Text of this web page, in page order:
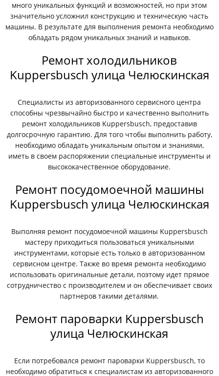
много уникальных функций и возможностей, но при этом
значительно усложнил конструкцию и техническую часть
машины. В результате для выполнения ремонта необходимо
обладать рядом уникальных знаний и навыков.
Ремонт холодильников
Kuppersbusch улица Челюскинская
Специалисты из авторизованного сервисного центра
способны чрезвычайно быстро и качественно выполнить
ремонт холодильников Kuppersbusch, предоставив
долгосрочную гарантию. Для того чтобы выполнить работу,
необходимо обладать уникальным опытом и знаниями,
иметь в своем распоряжении специальные инструменты и
высококачественное оборудование.
Ремонт посудомоечной машины
Kuppersbusch улица Челюскинская
Выполняя ремонт посудомоечной машины Kuppersbusch
мастеру приходиться пользоваться уникальными
инструментами, которые есть только в авторизованном
сервисном центре. Также во время ремонта необходимо
использовать оригинальные детали, поэтому идет прямое
сотрудничество с производителем и он обеспечивает своих
партнеров такими деталями.
Ремонт пароварки Kuppersbusch
улица Челюскинская
Если потребовался ремонт пароварки Kuppersbusch, то
необходимо обратиться к специалистам из авторизованного